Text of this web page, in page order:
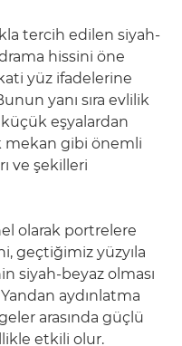
tercih edilen siyah-
hissini öne
yüz ifadelerine
yanı sıra evlilik
eşyalardan
mekan gibi önemli
ve şekilleri
olarak portrelere
geçtiğimiz yüzyıla
siyah-beyaz olması
aydınlatma
arasında güçlü
etkili olur.